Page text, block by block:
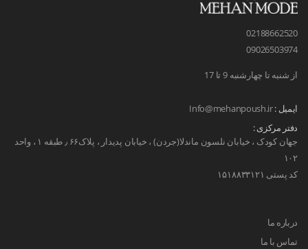
02188662520
09026503974
از شنبه تا چهارشنبه 9 تا 17
ایمیل :Info@mehanpoush.ir
دفتر مرکزی :
جهان کودک ، خیابان نلسون ماندلا(جردن) ، خیابان پدیدار ، پلاک۶۶ ٫ طبقه ۱ ، واحد
۱۰۲
کد پستی ۱۵۱۸۸۳۳۱۲۱
درباره ما
تماس با ما